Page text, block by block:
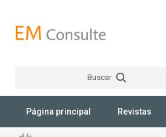
Buscar
Página principal Revistas